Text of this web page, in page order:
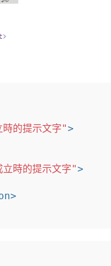
的提示文字">
時的提示文字">